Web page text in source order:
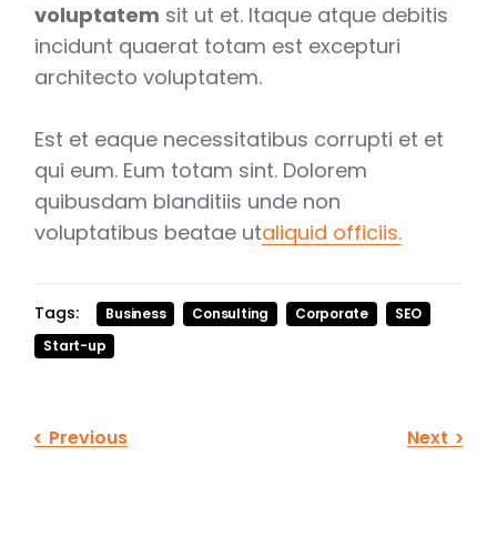
voluptatem sit ut et. Itaque atque debitis
incidunt quaerat totam est excepturi
architecto voluptatem.
Est et eaque necessitatibus corrupti et et
qui eum. Eum totam sint. Dolorem
quibusdam blanditiis unde non
voluptatibus beatae utaliquid officiis.
Tags: Business Consulting Corporate
SEO
Start-up
Previous Next